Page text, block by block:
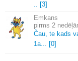
.. [3]
Emkans
2
Čau, te kads
1a... [0]